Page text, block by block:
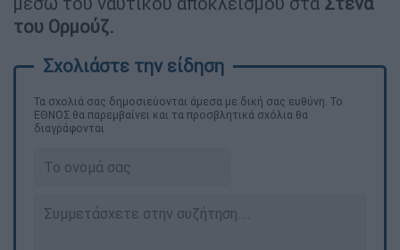
του Ορμούζ.
Τα σχολιά σας δημοσιεύονται άμεσα με δική σας ευθύνη. Το
ΕΘΝΟΣ θα παρεμβαίνει και τα προσβλητικά σχόλια θα
διαγράφονται